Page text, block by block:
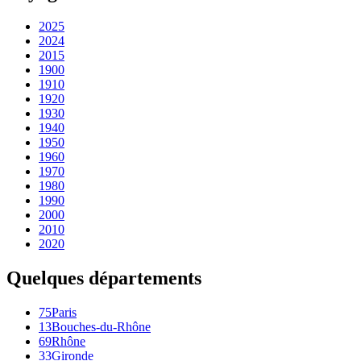
2025
2024
2015
1900
1910
1920
1930
1940
1950
1960
1970
1980
1990
2000
2010
2020
Quelques départements
75Paris
13Bouches-du-Rhône
69Rhône
33Gironde